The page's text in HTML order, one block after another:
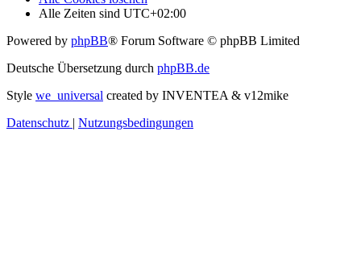
Alle Zeiten sind UTC+02:00
Powered by phpBB® Forum Software © phpBB Limited
Deutsche Übersetzung durch phpBB.de
Style we_universal created by INVENTEA & v12mike
Datenschutz | Nutzungsbedingungen